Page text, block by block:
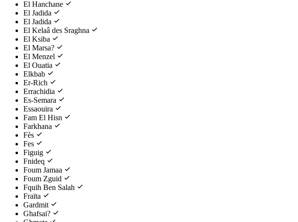
El Hanchane
El Jadida
El Jadida
El Kelaâ des Sraghna
El Ksiba
El Marsa?
El Menzel
El Ouatia
Elkbab
Er-Rich
Errachidia
Es-Semara
Essaouira
Fam El Hisn
Farkhana
Fès
Fes
Figuig
Fnideq
Foum Jamaa
Foum Zguid
Fquih Ben Salah
Fraïta
Gardmit
Ghafsai?